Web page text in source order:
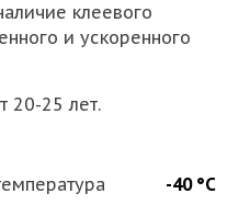
клеевого
и ускоренного
20-25 лет.
-40 °С